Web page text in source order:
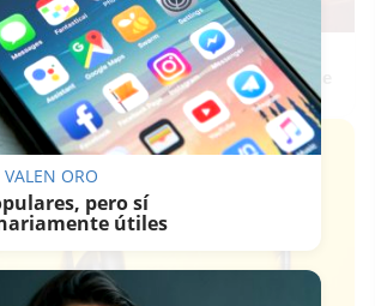
de la vieja escuela ¡Cómo los de
ORO
pero sí
útiles